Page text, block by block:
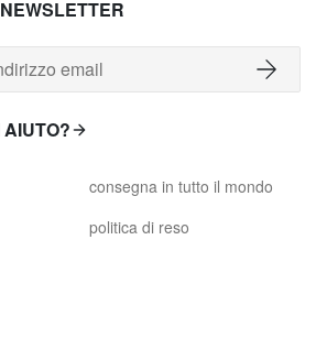
AIUTO?
consegna in tutto il mondo
politica di reso